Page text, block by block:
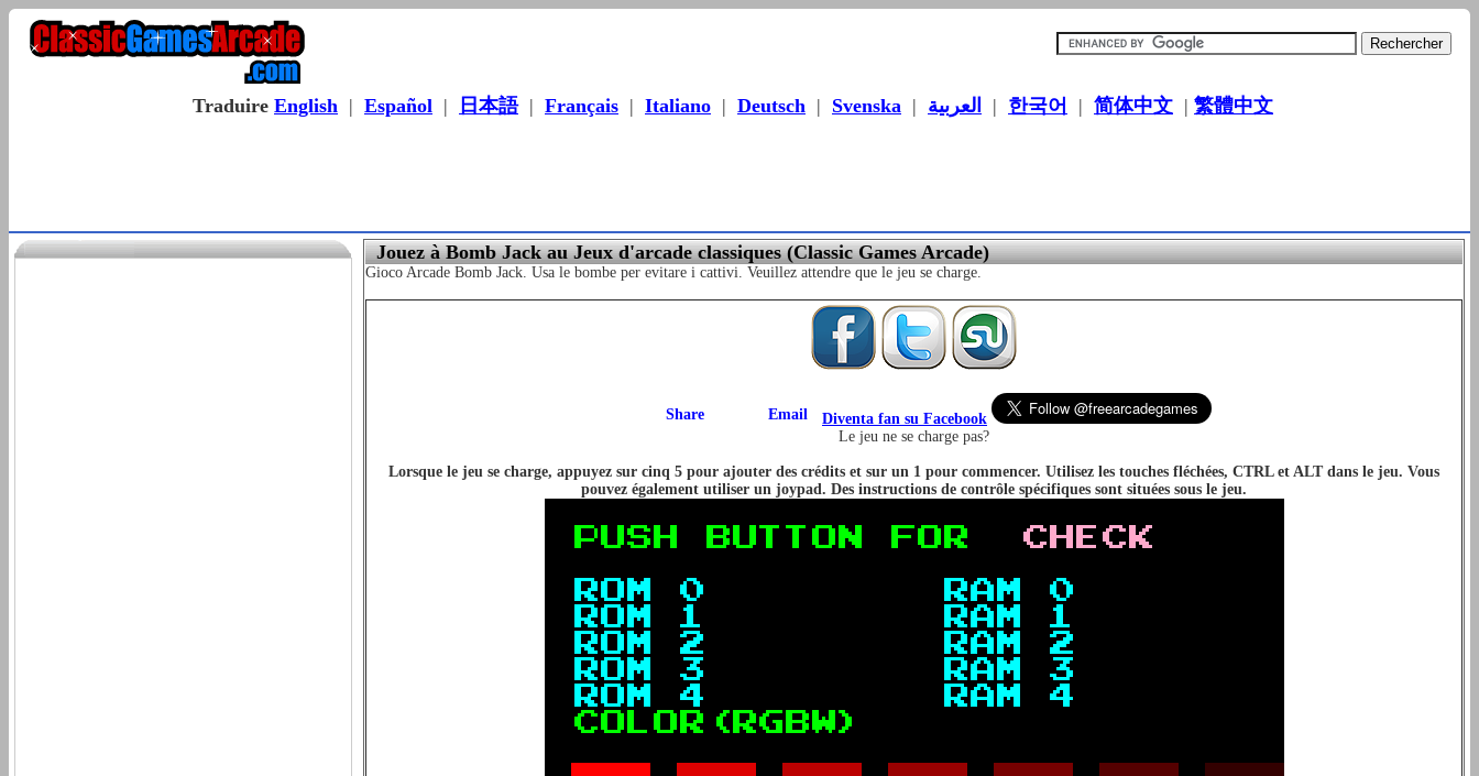
Traduire English | Español | 日本語| Français | Italiano | Deutsch | Svenska | العربية | 한국어 | 简体中文 | 繁體中文
Jouez à Bomb Jack au Jeux d'arcade classiques (Classic Games Arcade)
Gioco Arcade Bomb Jack. Usa le bombe per evitare i cattivi. Veuillez attendre que le jeu se charge.
Diventa fan su Facebook
Le jeu ne se charge pas?
Lorsque le jeu se charge, appuyez sur cinq 5 pour ajouter des crédits et sur un 1 pour commencer. Utilisez les touches fléchées, CTRL et ALT dans le jeu. Vous
pouvez également utiliser un joypad. Des instructions de contrôle spécifiques sont situées sous le jeu.